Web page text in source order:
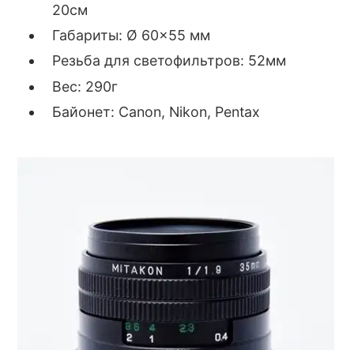
20см
Габариты: Ø 60×55 мм
Резьба для светофильтров: 52мм
Вес: 290г
Байонет: Canon, Nikon, Pentax